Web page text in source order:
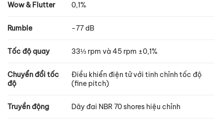
Wow & Flutter 0,1%
Rumble -77 dB
Tốc độ quay 33⅓ rpm và 45 rpm ±0,1%
Chuyển đổi tốc
độ
Điều khiển điện tử với tinh chỉnh tốc độ
(fine pitch)
Truyền động Dây đai NBR 70 shores hiệu chỉnh